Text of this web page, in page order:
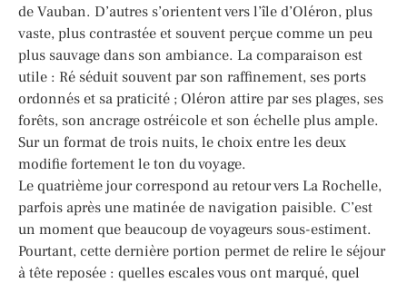
de Vauban. D’autres s’orientent vers l’île d’Oléron, plus
vaste, plus contrastée et souvent perçue comme un peu
plus sauvage dans son ambiance. La comparaison est
utile : Ré séduit souvent par son raffinement, ses ports
ordonnés et sa praticité ; Oléron attire par ses plages, ses
forêts, son ancrage ostréicole et son échelle plus ample.
Sur un format de trois nuits, le choix entre les deux
modifie fortement le ton du voyage.
Le quatrième jour correspond au retour vers La Rochelle,
parfois après une matinée de navigation paisible. C’est
un moment que beaucoup de voyageurs sous-estiment.
Pourtant, cette dernière portion permet de relire le séjour
à tête reposée : quelles escales vous ont marqué, quel